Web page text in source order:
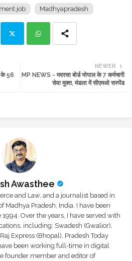
job Madhyapradesh
tte ats
NEWER
MP NEWS - मदरसा बोर्ड भोपाल के 7 कर्मचारी
सेवा मुक्त, मंडला में सीएमओ सस्पेंड
के 56
Awasthee
and Law, and a journalist based in
Madhya Pradesh, India. I have been
Over the years, I have served with
including: Swadesh (Gwalior),
Express (Bhopal), Pradesh Today
been working full-time in digital
founder member and editor of